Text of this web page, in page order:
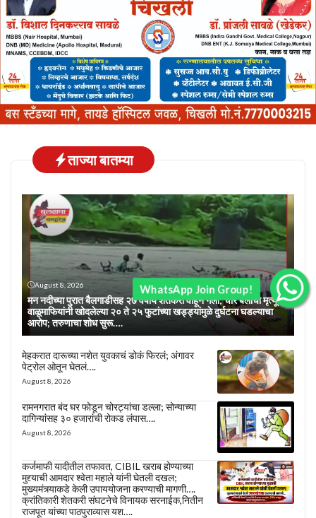
ताज्या बातम्या
August 8, 2026
मन नदीच्या पुरात बैलगाडीसह २७ वर्षीय शेतकरी वाहून गेला; चार बैलांचा मृत्यू!
वाळूमाफियांनी खोदलेल्या २० ते २५ फुटांच्या खड्ड्यांमुळे दुर्घटना घडल्याचा
आरोप; तरुणाचा शोध सुरू….
मेहकरात दारूच्या नशेत युवकाचं डोकं फिरलं; अंगावर
पेट्रोल ओतून घेतलं….
August 8, 2026
रामनगरात बंद घर फोडून चोरट्यांचा डल्ला; सोन्याच्या
दागिन्यांसह ३० हजारांची रोकड लंपास….
August 8, 2026
कर्जमाफी यादीतील तफावत, CIBIL खराब होण्याच्या
मुद्द्याची आमदार श्वेता महाले यांनी घेतली दखल;
मुख्यमंत्र्याकडे केली उपाययोजना करण्याची मागणी….
क्रांतिकारी शेतकरी संघटनेचे विनायक सरनाईक,नितीन
राजपूत यांच्या पाठपुराव्यास यश….
WhatsApp Join Group!